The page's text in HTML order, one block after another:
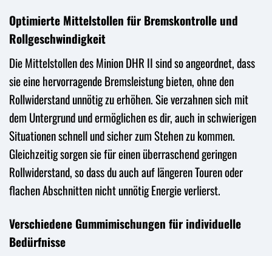
Optimierte Mittelstollen für Bremskontrolle und
Rollgeschwindigkeit
Die Mittelstollen des Minion DHR II sind so angeordnet, dass
sie eine hervorragende Bremsleistung bieten, ohne den
Rollwiderstand unnötig zu erhöhen. Sie verzahnen sich mit
dem Untergrund und ermöglichen es dir, auch in schwierigen
Situationen schnell und sicher zum Stehen zu kommen.
Gleichzeitig sorgen sie für einen überraschend geringen
Rollwiderstand, so dass du auch auf längeren Touren oder
flachen Abschnitten nicht unnötig Energie verlierst.
Verschiedene Gummimischungen für individuelle
Bedürfnisse